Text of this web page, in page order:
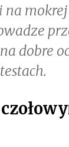
na
dobre